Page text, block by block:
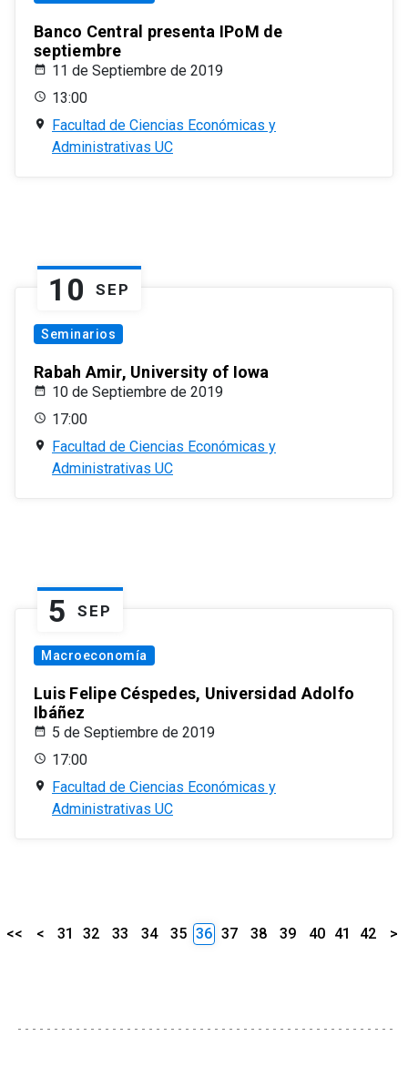
Banco Central presenta IPoM de
septiembre
11 de Septiembre de 2019
13:00
Facultad de Ciencias Económicas y
Administrativas UC
10 SEP
Seminarios
Rabah Amir, University of Iowa
10 de Septiembre de 2019
17:00
Facultad de Ciencias Económicas y
Administrativas UC
5 SEP
Macroeconomía
Luis Felipe Céspedes, Universidad Adolfo
Ibáñez
5 de Septiembre de 2019
17:00
Facultad de Ciencias Económicas y
Administrativas UC
<< < 31 32 33 34 35 36 37 38 39 40 41 42 >